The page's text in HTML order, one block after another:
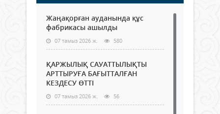
Жаңақорған ауданында құс
фабрикасы ашылды
07 тамыз 2026 ж. 580
ҚАРЖЫЛЫҚ САУАТТЫЛЫҚТЫ
АРТТЫРУҒА БАҒЫТТАЛҒАН
КЕЗДЕСУ ӨТТІ
07 тамыз 2026 ж. 56